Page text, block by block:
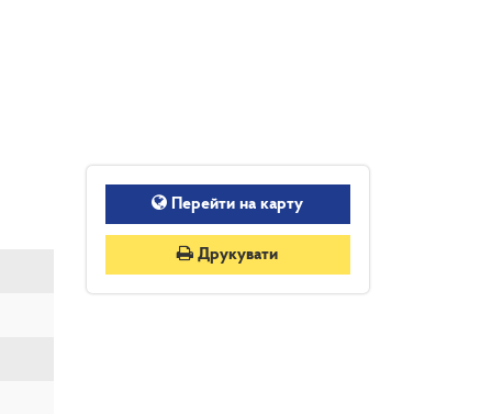
Перейти на карту
Друкувати